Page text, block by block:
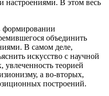
настроениями. В этом весь
формировании
объединить
В самом деле,
искусство с научной
теорией
, а во-вторых,
построений.